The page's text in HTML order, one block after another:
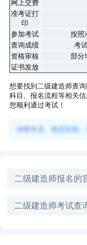
网上交费
准考证打
印
参加考试
按照
查询成绩
考
资格审核
部分
证书发放
想要找到二级建造师查
科目、报名流程等相关
您顺利通过考试！
深耕专业、精进技能
二级建造师报名的
二级建造师考试查